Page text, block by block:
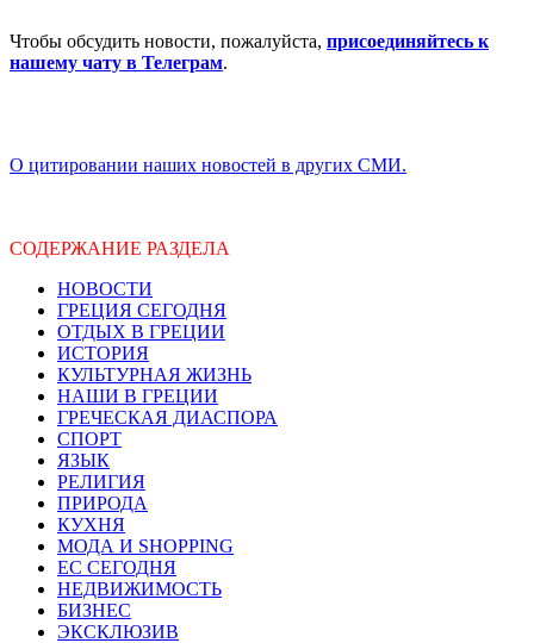
Чтобы обсудить новости, пожалуйста, присоединяйтесь к
нашему чату в Телеграм.
О цитировании наших новостей в других СМИ.
СОДЕРЖАНИЕ РАЗДЕЛА
НОВОСТИ
ГРЕЦИЯ СЕГОДНЯ
ОТДЫХ В ГРЕЦИИ
ИСТОРИЯ
КУЛЬТУРНАЯ ЖИЗНЬ
НАШИ В ГРЕЦИИ
ГРЕЧЕСКАЯ ДИАСПОРА
СПОРТ
ЯЗЫК
РЕЛИГИЯ
ПРИРОДА
КУХНЯ
МОДА И SHOPPING
ЕС СЕГОДНЯ
НЕДВИЖИМОСТЬ
БИЗНЕС
ЭКСКЛЮЗИВ